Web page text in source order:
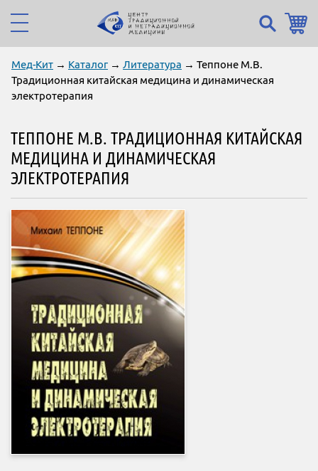
Мед-Кит → Каталог → Литература → Теппоне М.В.
Традиционная китайская медицина и динамическая
электротерапия
ТЕППОНЕ М.В. ТРАДИЦИОННАЯ КИТАЙСКАЯ
МЕДИЦИНА И ДИНАМИЧЕСКАЯ
ЭЛЕКТРОТЕРАПИЯ